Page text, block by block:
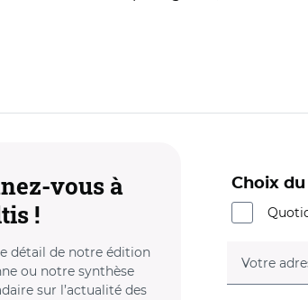
vous à
!
détail de notre édition
ou notre synthèse
sur l’actualité des
Choix
Votre